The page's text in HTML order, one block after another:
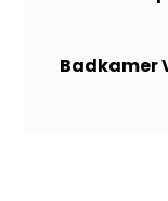
Badkamer